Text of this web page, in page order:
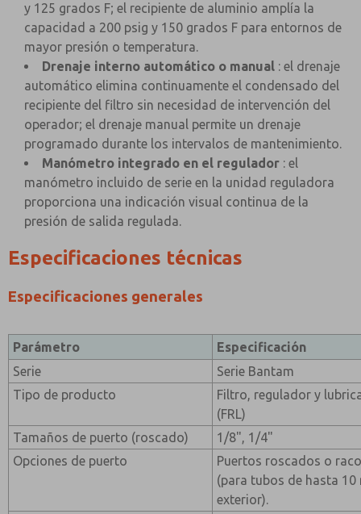
y 125 grados F; el recipiente de aluminio amplía la
capacidad a 200 psig y 150 grados F para entornos de
mayor presión o temperatura.
Drenaje interno automático o manual : el drenaje
automático elimina continuamente el condensado del
recipiente del filtro sin necesidad de intervención del
operador; el drenaje manual permite un drenaje
programado durante los intervalos de mantenimiento.
Manómetro integrado en el regulador : el
manómetro incluido de serie en la unidad reguladora
proporciona una indicación visual continua de la
presión de salida regulada.
Especificaciones técnicas
Especificaciones generales
Parámetro
Especificación
Serie
Serie Bantam
Tipo de producto
Filtro, regulador y
(FRL)
Tamaños de puerto (roscado)
1/8", 1/4"
Opciones de puerto
Puertos roscados o
(para tubos de hasta
exterior).